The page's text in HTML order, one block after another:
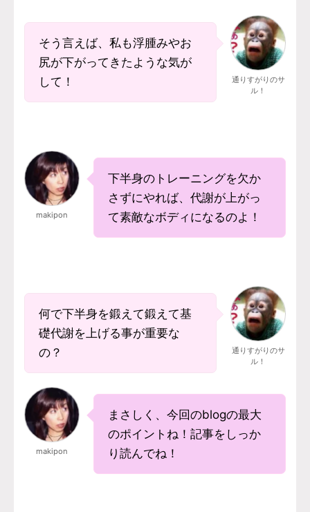
そう言えば、私も浮腫みやお
尻が下がってきたような気が
して！
通りすがりのサ
ル！
makipon
下半身のトレーニングを欠か
さずにやれば、代謝が上がっ
て素敵なボディになるのよ！
何で下半身を鍛えて鍛えて基
礎代謝を上げる事が重要な
の？
通りすがりのサ
ル！
makipon
まさしく、今回のblogの最大
のポイントね！記事をしっか
り読んでね！